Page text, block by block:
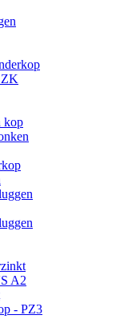
ZK
kop
A2
- PZ3